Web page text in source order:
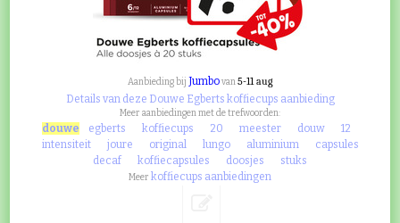
Aanbieding bij Jumbovan5-11 aug
Details van deze Douwe Egberts koffiecups aanbieding
Meer aanbiedingen met de trefwoorden:
douwe egberts koffiecups 20 meester douw
12
intensiteit
joure original lungo aluminium
capsules
decaf
koffiecapsules doosjes stuks
Meer koffiecups aanbiedingen